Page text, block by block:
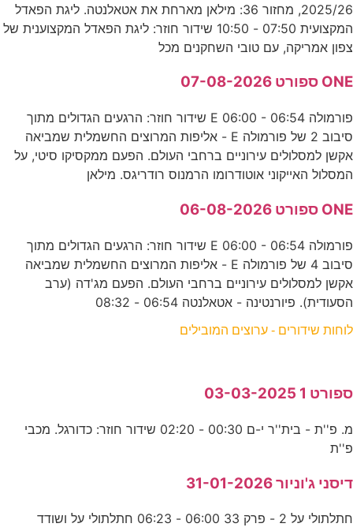
2025/26, מחזור 36: מילאן מארחת את אטאלנטה. ליגת הפאדל
המקצועית 07:50 - 10:50 שידור חוזר: ליגת הפאדל המקצוענית של
צפון אמריקה, עם טובי השחקנים מכל
ONE ספורט 07-08-2026
פורמולה E 06:00 - 06:54 שידור חוזר: הרגעים הגדולים מתוך
סיבוב 2 של פורמולה E - אליפות המרוצים החשמלית שמביאה
אקשן למסלולים עירוניים ברחבי העולם. הפעם ממקסיקו סיטי, על
המסלול האייקוני אוטודרומו הרמנוס רודריגס. מילאן
ONE ספורט 06-08-2026
פורמולה E 06:00 - 06:54 שידור חוזר: הרגעים הגדולים מתוך
סיבוב 4 של פורמולה E - אליפות המרוצים החשמלית שמביאה
אקשן למסלולים עירוניים ברחבי העולם. הפעם מג'דה (ערב
הסעודית). פיורנטינה - אטאלנטה 06:54 - 08:32
לוחות שידורים - ערוצים המובילים
ספורט 1 03-03-2025
מ. פ''ת - בית''ר י-ם 00:30 - 02:20 שידור חוזר: כדורגל. מכבי
פ''ת
דיסני ג'וניור 31-01-2026
חתלתולי על 2 - פרק 33 06:00 - 06:23 חתלתולי על ושודד